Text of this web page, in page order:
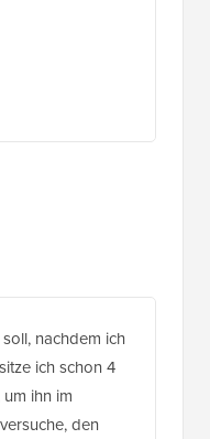
nachdem ich
ich schon 4
ihn im
den